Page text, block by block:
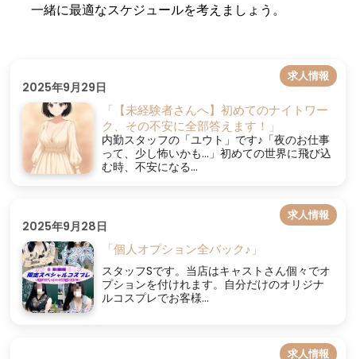
一緒に最適なスケジュールを考えましょう。
2025年9月29日
求人情報
「【未経験者さんへ】初めてのナイトワー
ク、その不安に全部答えます！」
内勤スタッフの「ユウト」です♪「夜のお仕事
って、少し怖いかも…」初めての世界に飛び込
む時、不安になる...
2025年9月28日
求人情報
「個人オプション全バック♪」
スタッフSです。当店はキャストさん個々でオ
プションを付けれます。自分だけのオリジナ
ルコスプレでお客様...
求人情報